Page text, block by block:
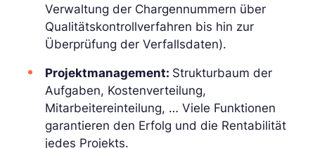
Verwaltung der Chargennummern über
Qualitätskontrollverfahren bis hin zur
Überprüfung der Verfallsdaten).
Projektmanagement: Strukturbaum der
Aufgaben, Kostenverteilung,
Mitarbeitereinteilung, … Viele Funktionen
garantieren den Erfolg und die Rentabilität
jedes Projekts.